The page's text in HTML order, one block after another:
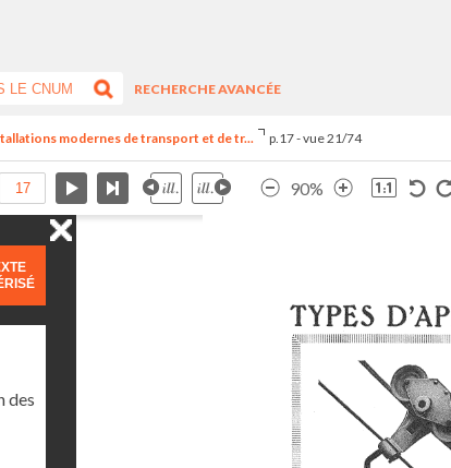
RECHERCHE AVANCÉE
modernes de transport et de tr... p.17 - vue 21/74
90%
des